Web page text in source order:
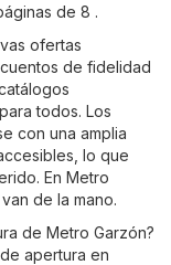
de 8 .
ofertas
de fidelidad
todos. Los
con una amplia
lo que
En Metro
de la mano.
de Metro Garzón?
apertura en